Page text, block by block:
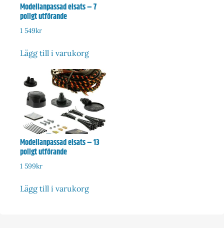
Modellanpassad elsats – 7
poligt utförande
1 549kr
Lägg till i varukorg
Modellanpassad elsats – 13
poligt utförande
1 599kr
Lägg till i varukorg